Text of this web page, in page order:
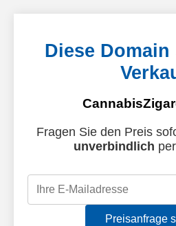
Diese
Fragen Sie den Preis
unverbindlich
Preisanfrage